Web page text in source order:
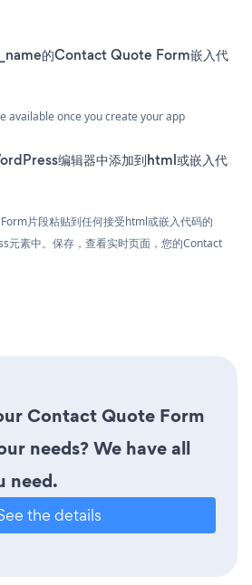
的Contact Quote Form嵌入代
available once you create your app
编辑器中添加到html或嵌入代
片段粘贴到任何接受html或嵌入代码的
元素中。保存，查看实时页面，您的Contact
Contact Quote Form
needs? We have all
need.
the details